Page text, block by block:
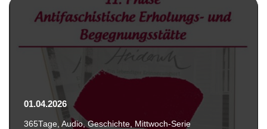
01.04.2026
365Tage Audio, Geschichte Mittwoch-Serie